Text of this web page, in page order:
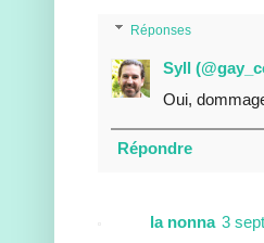
Réponses
Syll
Oui,
Répondre
la nonna 3